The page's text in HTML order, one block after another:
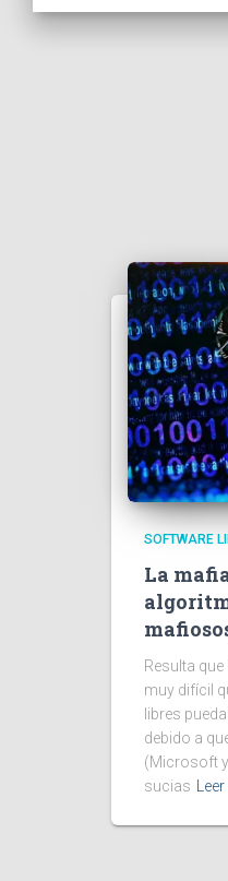
SOFTWARE
La
Resulta
muy difícil
libres
debido a
(Microsoft
sucias